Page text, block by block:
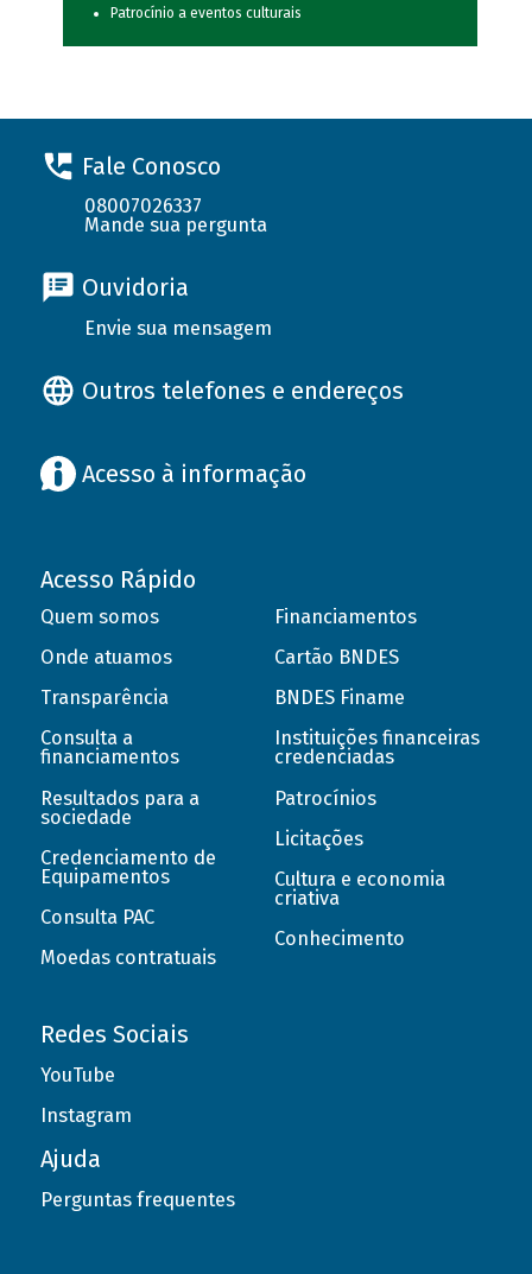
Patrocínio a eventos culturais
Fale Conosco
08007026337
Mande sua pergunta
Ouvidoria
Envie sua mensagem
Outros telefones e endereços
Acesso à informação
Acesso Rápido
Quem somos
Onde atuamos
Transparência
Consulta a
financiamentos
Resultados para a
sociedade
Credenciamento de
Equipamentos
Consulta PAC
Moedas contratuais
Financiamentos
Cartão BNDES
BNDES Finame
Instituições financeiras
credenciadas
Patrocínios
Licitações
Cultura e economia
criativa
Conhecimento
Redes Sociais
YouTube
Instagram
Ajuda
Perguntas frequentes